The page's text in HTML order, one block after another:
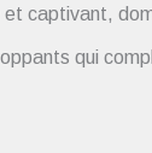
captivant,
qui